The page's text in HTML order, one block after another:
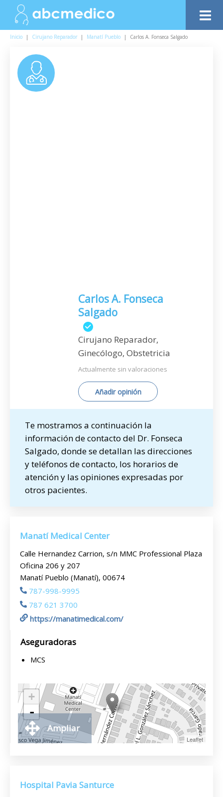
Inicio | Cirujano Reparador | Manatí Pueblo | Carlos A. Fonseca Salgado
Carlos A. Fonseca
Salgado
Cirujano Reparador,
Ginecólogo, Obstetricia
Actualmente sin valoraciones
Añadir opinión
Te mostramos a continuación la
información de contacto del Dr. Fonseca
Salgado, donde se detallan las direcciones
y teléfonos de contacto, los horarios de
atención y las opiniones expresadas por
otros pacientes.
Manatí Medical Center
Calle Hernandez Carrion, s/n MMC Professional Plaza
Oficina 206 y 207
Manatí Pueblo (Manatí), 00674
787-998-9995
787 621 3700
https://manatimedical.com/
Aseguradoras
MCS
+
-
Leaflet
Ampliar
Hospital Pavia Santurce